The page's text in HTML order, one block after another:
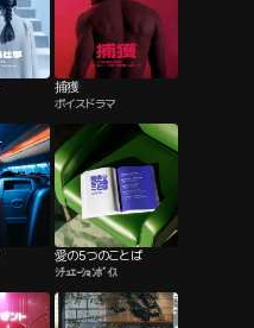
捕獲
ボイスドラマ
愛の5つのことば
ｼﾁｭｴｰｼｮﾝﾎﾞｲｽ